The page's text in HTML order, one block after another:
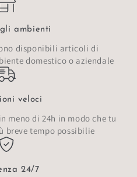
ambienti
disponibili articoli di
domestico o aziendale
veloci
meno di 24h in modo che tu
breve tempo possibilie
24/7